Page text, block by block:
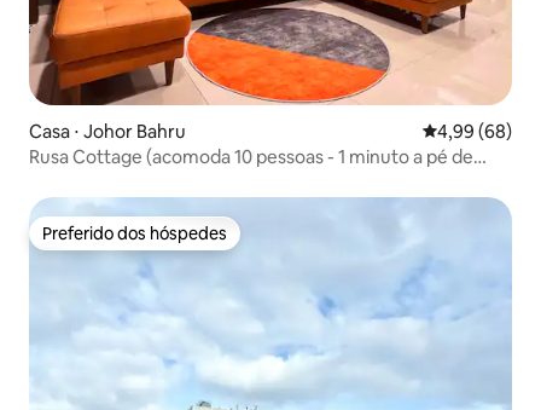
Casa ⋅ Johor Bahru 4,99 de uma
4,99 (68)
Rusa Cottage (acomoda 10 pessoas - 1 minuto a pé de
Preferido dos hóspedes
Preferido dos hóspedes